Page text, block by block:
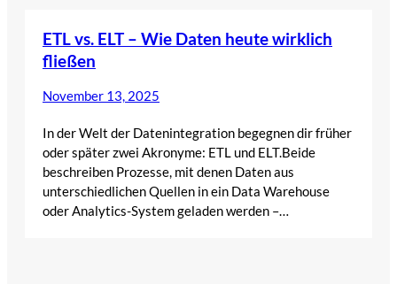
ETL vs. ELT – Wie Daten heute wirklich
fließen
November 13, 2025
In der Welt der Datenintegration begegnen dir früher
oder später zwei Akronyme: ETL und ELT.Beide
beschreiben Prozesse, mit denen Daten aus
unterschiedlichen Quellen in ein Data Warehouse
oder Analytics-System geladen werden –…